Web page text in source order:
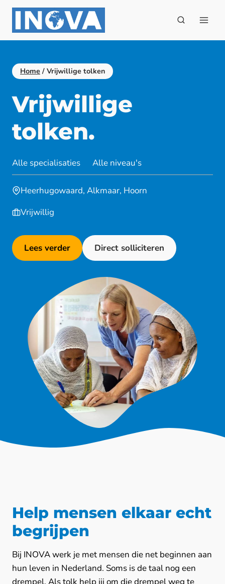
Doorgaan
inhoud
Home / Vrijwillige tolken
Vrijwillige
tolken.
Alle specialisaties Alle niveau's
Heerhugowaard, Alkmaar, Hoorn
Vrijwillig
Lees verder Direct solliciteren
Help mensen elkaar echt
begrijpen
Bij INOVA werk je met mensen die net beginnen aan
hun leven in Nederland. Soms is de taal nog een